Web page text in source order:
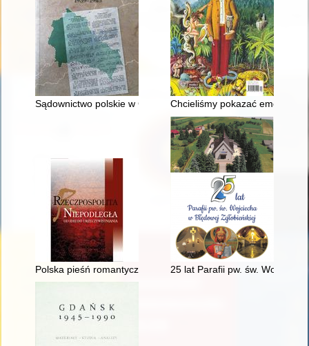
Sądownictwo polskie w Generalnym Gubernatorstwie 1939-
Chcieliśmy pokazać emocje
Polska pieśń romantyczna jako doświadczenie historyczne
25 lat Parafii pw. św. Wojciecha